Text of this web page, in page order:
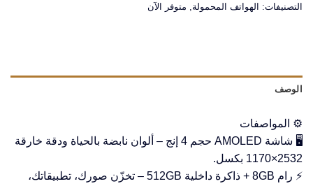
التصنيفات: الهواتف المحمولة متوفر الآن
الوصف
⚙️ المواصفات
🖥️ شاشة AMOLED حجم 4 إنج – ألوان نابضة بالحياة ودقة خارقة
2532×1170 بكسل.
⚡ رام 8GB + ذاكرة داخلية 512GB – تخزّن صورك، تطبيقاتك،